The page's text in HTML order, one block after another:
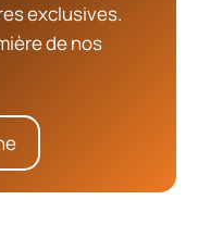
exclusives.
de nos